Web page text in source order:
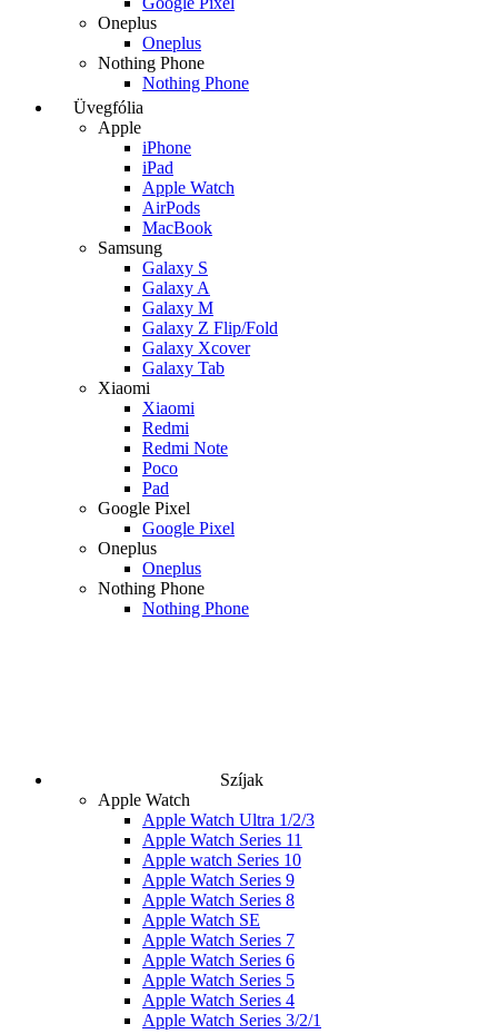
Oneplus
Oneplus
Nothing Phone
Nothing Phone
Üvegfólia
Apple
iPhone
iPad
Apple Watch
AirPods
MacBook
Samsung
Galaxy S
Galaxy A
Galaxy M
Galaxy Z Flip/Fold
Galaxy Xcover
Galaxy Tab
Xiaomi
Xiaomi
Redmi
Redmi Note
Poco
Pad
Google Pixel
Google Pixel
Oneplus
Oneplus
Nothing Phone
Nothing Phone
Szíjak
Apple Watch
Apple Watch Ultra 1/2/3
Apple Watch Series 11
Apple watch Series 10
Apple Watch Series 9
Apple Watch Series 8
Apple Watch SE
Apple Watch Series 7
Apple Watch Series 6
Apple Watch Series 5
Apple Watch Series 4
Apple Watch Series 3/2/1